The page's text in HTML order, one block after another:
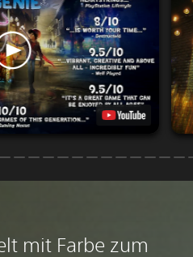
mit Farbe zum